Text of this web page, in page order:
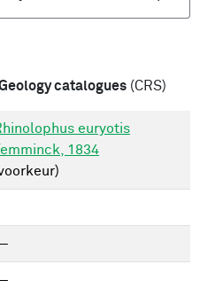
catalogues (CRS)
euryotis
Temminck, 1834